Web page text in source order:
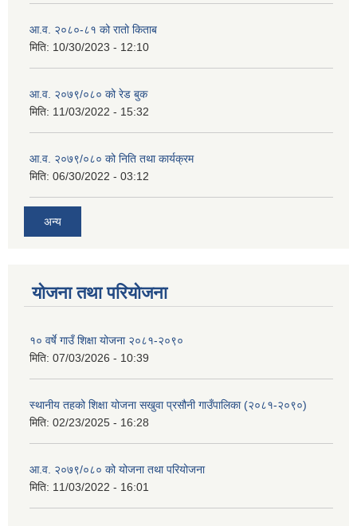
आ.व. २०८०-८१ को रातो किताब
मिति: 10/30/2023 - 12:10
आ.व. २०७९/०८० को रेड बुक
मिति: 11/03/2022 - 15:32
आ.व. २०७९/०८० को निति तथा कार्यक्रम
मिति: 06/30/2022 - 03:12
अन्य
योजना तथा परियोजना
१० वर्षे गाउँ शिक्षा योजना २०८१-२०९०
मिति: 07/03/2026 - 10:39
स्थानीय तहको शिक्षा योजना सखुवा प्रसौनी गाउँपालिका (२०८१-२०९०)
मिति: 02/23/2025 - 16:28
आ.व. २०७९/०८० को योजना तथा परियोजना
मिति: 11/03/2022 - 16:01